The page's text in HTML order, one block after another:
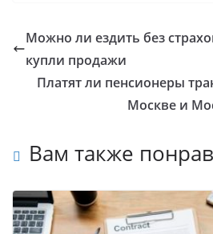
Можно ли ездить без
купли продажи
Платят ли пенсионеры
Москве и
Вам также